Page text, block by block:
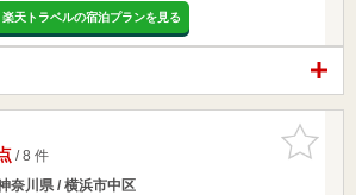
楽天トラベルの宿泊プランを見る
お気に入
りに追加
/ 8 件
奈川県 / 横浜市中区